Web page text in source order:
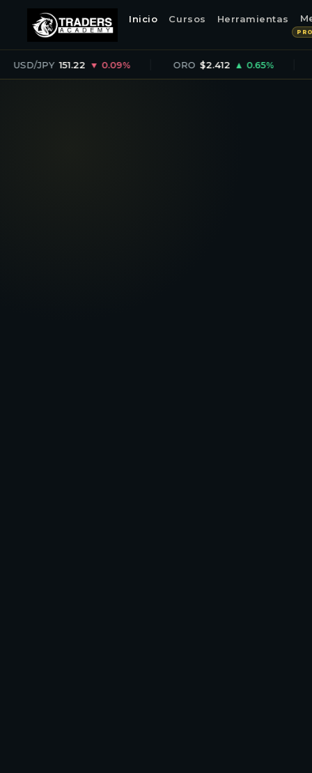
Inicio Cursos Herramientas
151.22 ▼ 0.09% $2.412 ▲ 0.65%